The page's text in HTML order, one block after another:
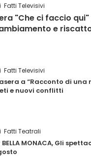
Fatti Televisivi
"Che ci faccio
e
Fatti Televisivi
a “Racconto di una
e nuovi conflitti
Fatti Teatrali
BELLA MONACA, Gli